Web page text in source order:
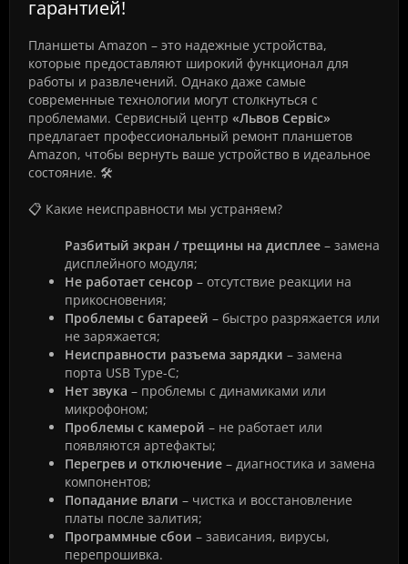
гарантией!
Планшеты Amazon – это надежные устройства,
которые предоставляют широкий функционал для
работы и развлечений. Однако даже самые
современные технологии могут столкнуться с
проблемами. Сервисный центр «Львов Сервіс»
предлагает профессиональный ремонт планшетов
Amazon, чтобы вернуть ваше устройство в идеальное
состояние. 🛠️
📋 Какие неисправности мы устраняем?
Разбитый экран / трещины на дисплее – замена
дисплейного модуля;
Не работает сенсор – отсутствие реакции на
прикосновения;
Проблемы с батареей – быстро разряжается или
не заряжается;
Неисправности разъема зарядки – замена
порта USB Type-C;
Нет звука – проблемы с динамиками или
микрофоном;
Проблемы с камерой – не работает или
появляются артефакты;
Перегрев и отключение – диагностика и замена
компонентов;
Попадание влаги – чистка и восстановление
платы после залития;
Программные сбои – зависания, вирусы,
перепрошивка.